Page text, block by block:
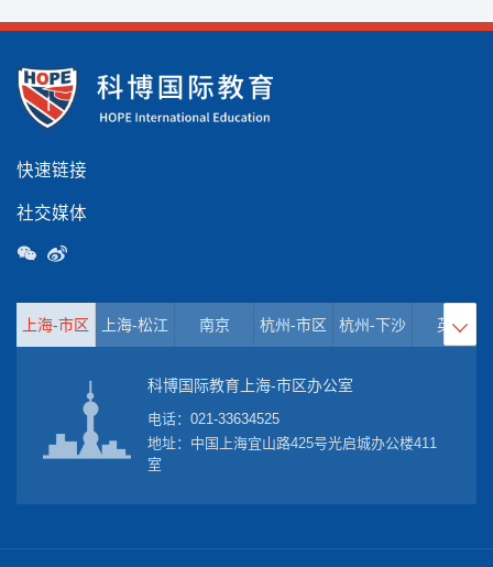
快速链接
社交媒体
上海-市区 上海-松江 南京 杭州-市区 杭州-下沙 英国

科博国际教育上海-市区办公室
电话： 021-33634525
地址：中国上海宜山路425号光启城办公楼411
室